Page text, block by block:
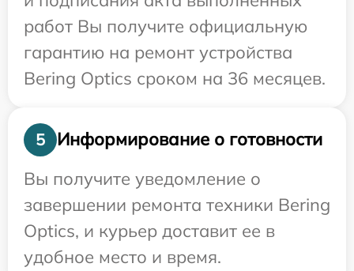
работ Вы получите официальную
гарантию на ремонт устройства
Bering Optics сроком на 36 месяцев.
5
Информирование о готовности
Вы получите уведомление о
завершении ремонта техники Bering
Optics, и курьер доставит ее в
удобное место и время.